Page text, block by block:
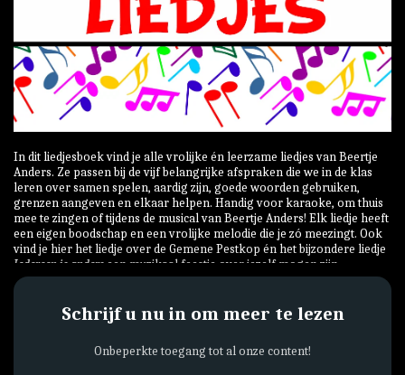
In dit liedjesboek vind je alle vrolijke én leerzame liedjes van Beertje
Anders. Ze passen bij de vijf belangrijke afspraken die we in de klas
leren over samen spelen, aardig zijn, goede woorden gebruiken,
grenzen aangeven en elkaar helpen. Handig voor karaoke, om thuis
mee te zingen of tijdens de musical van Beertje Anders! Elk liedje heeft
een eigen boodschap en een vrolijke melodie die je zó meezingt. Ook
vind je hier het liedje over de Gemene Pestkop én het bijzondere liedje
Iedereen is anders een muzikaal feestje over jezelf mogen zijn.
Schrijf u nu in om meer te lezen
Onbeperkte toegang tot al onze content!